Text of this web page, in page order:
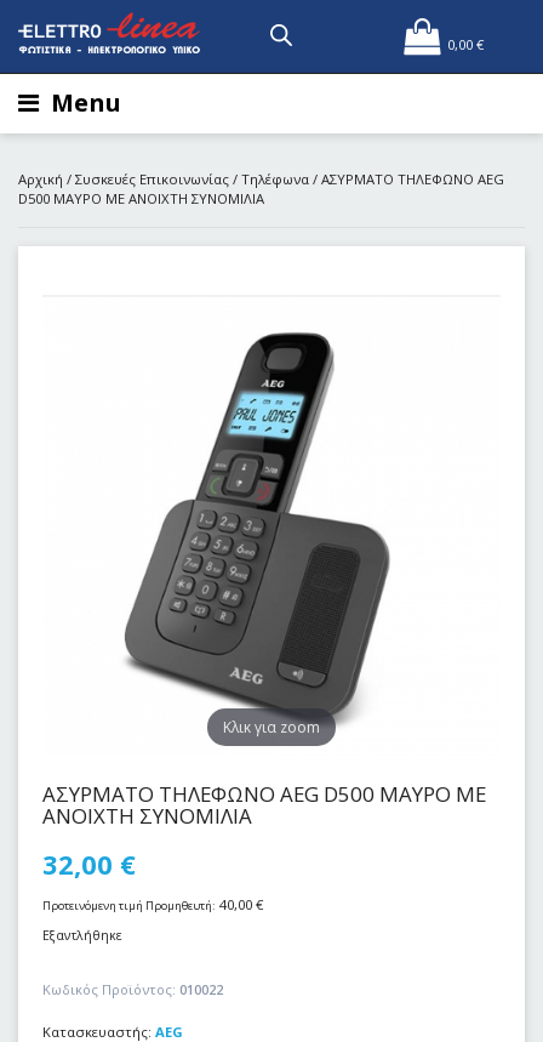
0,00 €
Menu
Αρχική / Συσκευές Επικοινωνίας / Τηλέφωνα / ΑΣΥΡΜΑΤΟ ΤΗΛΕΦΩΝΟ AEG
D500 ΜΑΥΡΟ ΜΕ ΑΝΟΙΧΤΗ ΣΥΝΟΜΙΛΙΑ
Kλικ για zoom
ΑΣΥΡΜΑΤΟ ΤΗΛΕΦΩΝΟ AEG D500 ΜΑΥΡΟ ΜΕ
ΑΝΟΙΧΤΗ ΣΥΝΟΜΙΛΙΑ
32,00 €
Προτεινόμενη τιμή Προμηθευτή: 40,00 €
Εξαντλήθηκε
Κωδικός Προϊόντος: 010022
Κατασκευαστής: AEG